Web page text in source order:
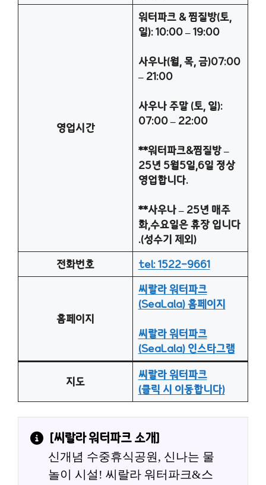
영업시간
워터파크 & 찜질방(토,
일): 10:00 – 19:00
사우나(월, 목, 금)07:00
– 21:00
사우나 주말 (토, 일):
07:00 – 22:00
**워터파크&찜질방 –
25년 5월5일,6일 정상
영업합니다.
**사우나 – 25년 매주
화,수요일은 휴장 입니다
.(성수기 제외)
전화번호
tel: 1522-9661
홈페이지
씨랄라 워터파크
(SeaLala) 홈페이지
씨랄라 워터파크
(SeaLala) 인스타그램
지도
씨랄라 워터파크
(클릭 시 이동합니다)
[씨랄라 워터파크 소개]
신개념 수중휴식공원, 신나는 물
놀이 시설! 씨랄라 워터파크&스